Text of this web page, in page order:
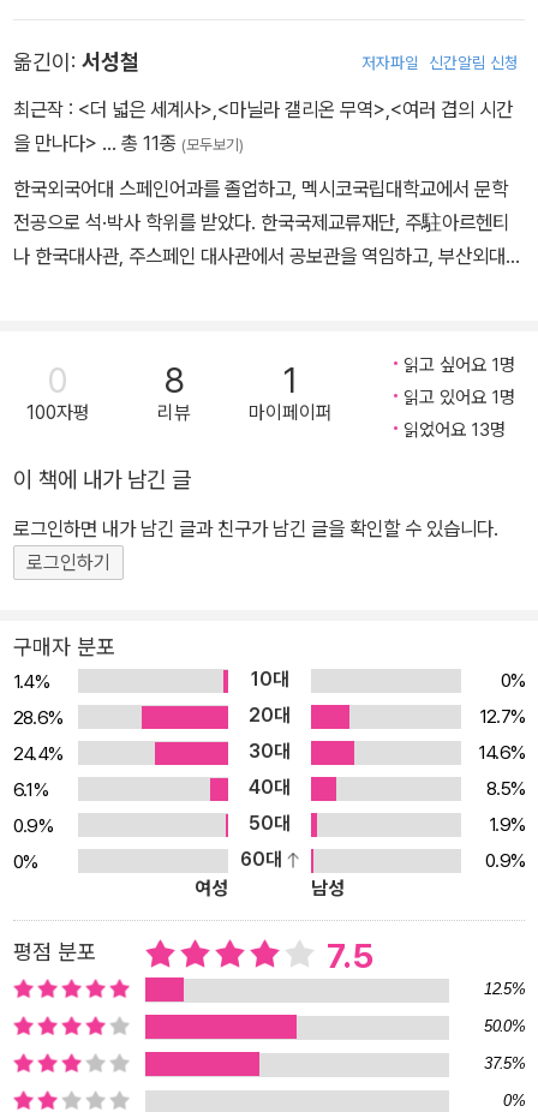
o)>, <마야(The Maya)>, <마야 사본을 푸는 법(Breaking the M
aya Code)> 등을 비롯한 많은 책과 논문을 썼다.
옮긴이: 서성철 저자파일 신간알림 신청
최근작 : <더 넓은 세계사>,<마닐라 갤리온 무역>,<여러 겹의 시간
을 만나다> … 총 11종 (모두보기)
한국외국어대 스페인어과를 졸업하고, 멕시코국립대학교에서 문학
전공으로 석·박사 학위를 받았다. 한국국제교류재단, 주駐아르헨티
나 한국대사관, 주스페인 대사관에서 공보관을 역임하고, 부산외대
역사를 체계적으로 조망한 카를로스 푸엔테스의 《묻힌 거울》을 《라
틴아메리카 역사》란 제목으로 우리말로 옮겼다. 그 밖에 《신대륙과
케케묵은 텍스트들》, 《신들의 열매 초콜릿》, 중남미 한인 이주 역사
무역》은 동서 무역의 통합과 해상 실크로드의 역사를 동남아와 중남
미 관계사로 풀어낸 역작이다.
0
100자평
8
리뷰
1
마이페이퍼
읽고 싶어요 1명
읽고 있어요 1명
읽었어요 13명
이 책에 내가 남긴 글
로그인하면 내가 남긴 글과 친구가 남긴 글을 확인할 수 있습니다.
로그인하기
구매자 분포
1.4% 10대
0%
28.6%
20대
12.7%
24.4%
30대
14.6%
6.1%
40대
8.5%
0.9%
50대
1.9%
0%
60대
0.9%
여성
남성
평점 분포 7.5
12.5%
50.0%
37.5%
0%